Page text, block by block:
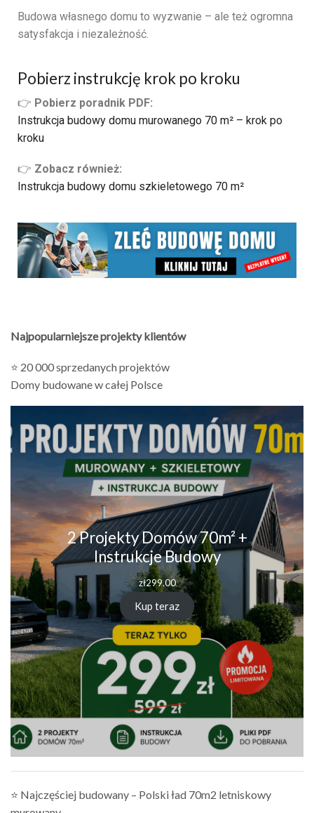
Budowa własnego domu to wyzwanie – ale też ogromna
satysfakcja i niezależność.
Pobierz instrukcję krok po kroku
👉 Pobierz poradnik PDF:
Instrukcja budowy domu murowanego 70 m² – krok po
kroku
👉 Zobacz również:
Instrukcja budowy domu szkieletowego 70 m²
Najpopularniejsze projekty klientów
⭐ 20 000 sprzedanych projektów
Domy budowane w całej Polsce
2 Projekty Domów 70m² +
Instrukcje Budowy
zł299.00
Kup teraz
⭐ Najczęściej budowany – Polski ład 70m2 letniskowy